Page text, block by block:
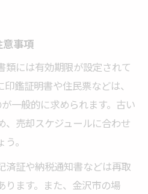
事項
類には有効期限が設定されて
鑑証明書や住民票などは、
一般的に求められます。古い
、売却スケジュールに合わせ
。
済証や納税通知書などは再取
ります。また、金沢市の場